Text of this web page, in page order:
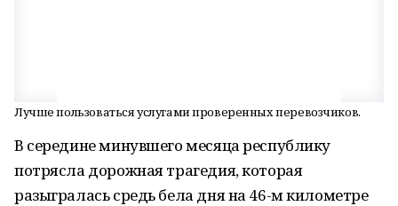
Лучше пользоваться услугами проверенных перевозчиков.
В середине минувшего месяца республику
потрясла дорожная трагедия, которая
разыгралась средь бела дня на 46-м километре